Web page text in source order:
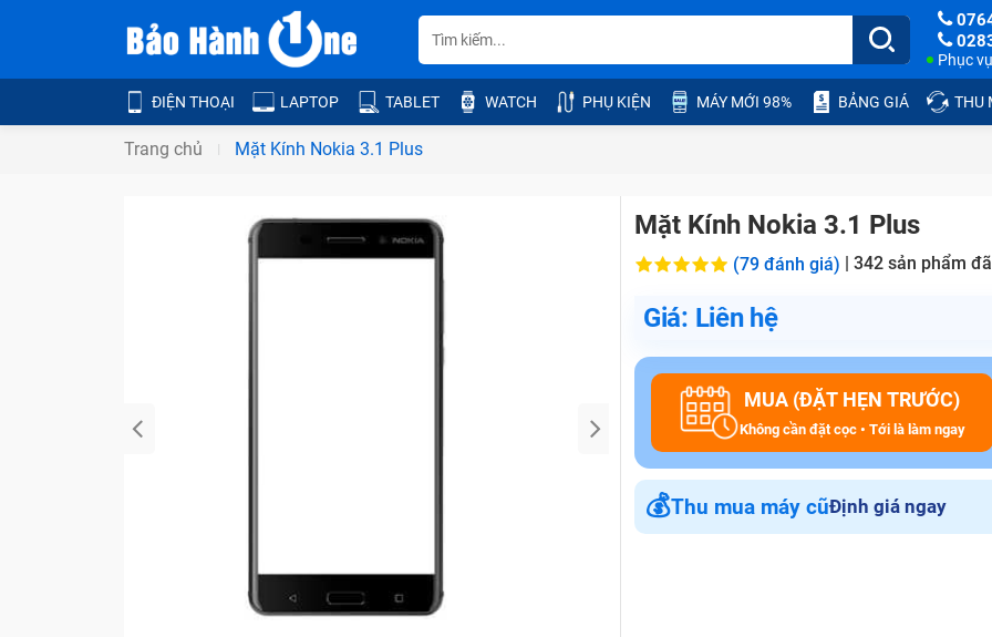
Phục
ĐIỆN THOẠI LAPTOP TABLET WATCH PHỤ KIỆN MÁY MỚI 98% BẢNG GIÁ THU
Trang chủ Mặt Kính Nokia 3.1 Plus
Mặt Kính Nokia 3.1 Plus
(79 đánh giá) | 342 sản phẩm
Giá: Liên hệ
MUA (ĐẶT HẸN TRƯỚC)
Không cần đặt cọc • Tới là làm ngay
💰Thu mua máy cũĐịnh giá ngay